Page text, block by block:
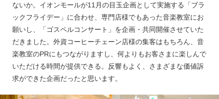
ないか。イオンモールが11月の目玉企画として実施する「ブラ
ックフライデー」に合わせ、専門店様でもあった音楽教室にお
願いし、「ゴスペルコンサート」を企画・共同開催させていた
だきました。外資コーヒーチェーン店様の集客はもちろん、音
楽教室のPRにもつながりますし、何よりもお客さまに楽しんで
いただける時間が提供できる。反響もよく、さまざまな価値訴
求ができた企画だったと思います。